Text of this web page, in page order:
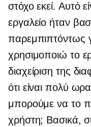
στόχο εκεί. Αυτό
εργαλείο ήταν
παρεμπιπτόντως
χρησιμοποιώ το
διαχείριση της
ότι είναι πολύ
μπορούμε να το
χρήστη; Βασικά,